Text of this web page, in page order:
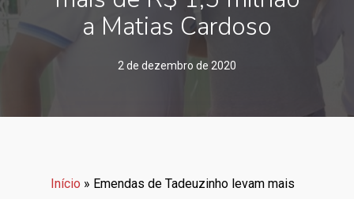
a Matias Cardoso
2 de dezembro de 2020
Início » Emendas de Tadeuzinho levam mais